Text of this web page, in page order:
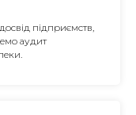
підприємств,
аудит